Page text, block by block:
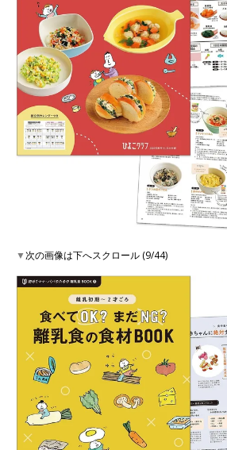
▼次の画像は下へスクロール (9/44)